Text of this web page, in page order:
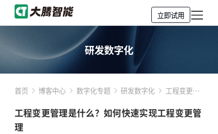
立即试用
研发数字化
首页 博客中心 数字化专题 研发数字化
工程变更管
如何快速实
工程变更管理是什么？如何快速实现工程变更管
理